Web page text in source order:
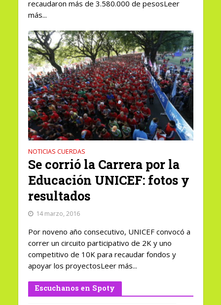
recaudaron más de 3.580.000 de pesosLeer
más...
NOTICIAS CUERDAS
Se corrió la Carrera por la
Educación UNICEF: fotos y
resultados
14 marzo, 2016
Por noveno año consecutivo, UNICEF convocó a
correr un circuito participativo de 2K y uno
competitivo de 10K para recaudar fondos y
apoyar los proyectosLeer más...
Escuchanos en Spoty